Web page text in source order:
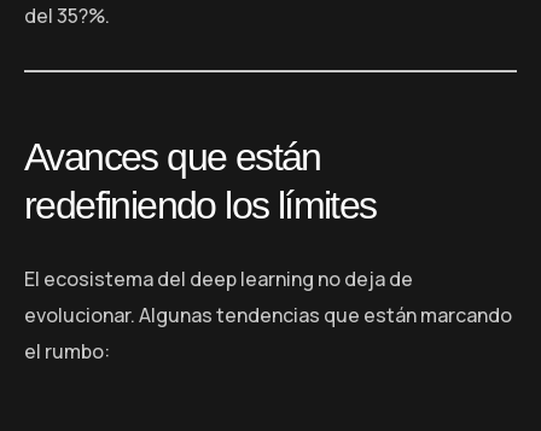
del 35?%.
Avances que están
redefiniendo los límites
El ecosistema del deep learning no deja de
evolucionar. Algunas tendencias que están marcando
el rumbo: